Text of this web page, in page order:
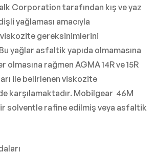
Corporation tarafından kış ve yaz
yağlaması amacıyla
gereksinimlerini
yağlar asfaltik yapıda olmamasına
rağmen AGMA 14R ve 15R
ile belirlenen viskozite
karşılamaktadır. Mobilgear 46M
solventle rafine edilmiş veya asfaltik